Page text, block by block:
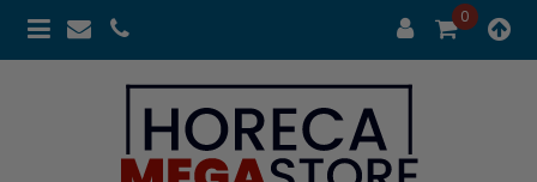
0